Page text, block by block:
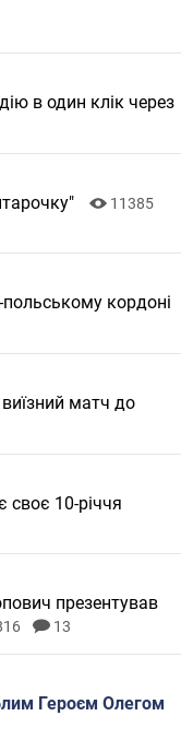
в один клік через
11385
польському кордоні
матч до
своє 10-річчя
презентував
13
Героєм Олегом